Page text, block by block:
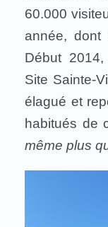
60.000
année, dont
Début
Site Sainte-
élagué et
habitués de
même plus